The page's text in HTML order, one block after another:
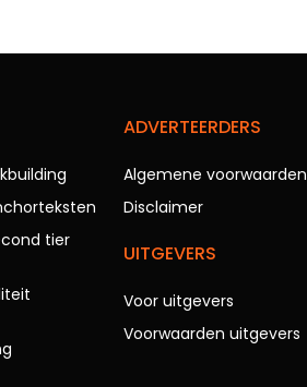
tier
ADVERTEERDERS
Algemene voorwaarden
Disclaimer
UITGEVERS
Voor uitgevers
Voorwaarden uitgevers